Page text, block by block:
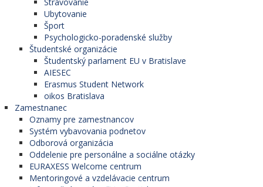
Ubytovanie
Šport
Psychologicko-poradenské služby
Študentské organizácie
Študentský parlament EU v Bratislave
AIESEC
Erasmus Student Network
oikos Bratislava
Zamestnanec
Oznamy pre zamestnancov
Systém vybavovania podnetov
Odborová organizácia
Oddelenie pre personálne a sociálne otázky
EURAXESS Welcome centrum
Mentoringové a vzdelávacie centrum